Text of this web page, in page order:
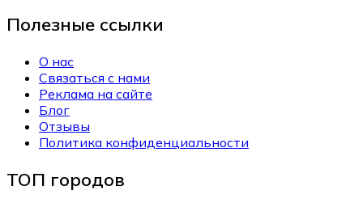
Полезные ссылки
О нас
Связаться с нами
Реклама на сайте
Блог
Отзывы
Политика конфиденциальности
ТОП городов